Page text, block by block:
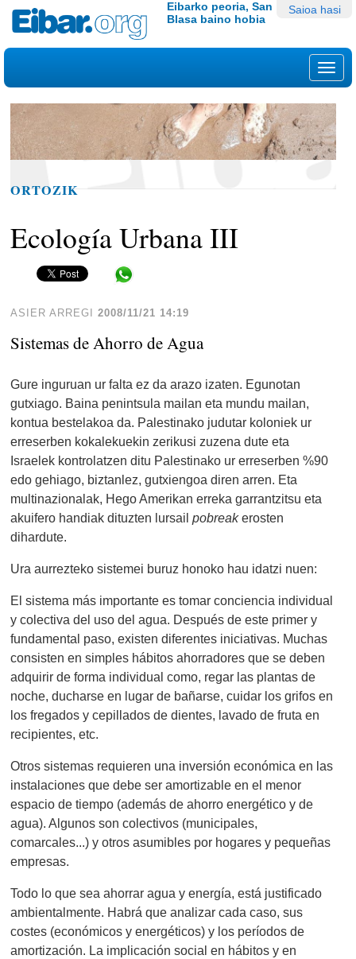
Edukira
salto
|
egin
nabigazioara
Tresna
pertsonalak
Saioa hasi
Eibarko peoria, San
Blasa baino hobia
ORTOZIK
Ecología Urbana III
ASIER ARREGI 2008/11/21 14:19
Sistemas de Ahorro de Agua
Gure inguruan ur falta ez da arazo izaten. Egunotan
gutxiago. Baina penintsula mailan eta mundu mailan,
kontua bestelakoa da. Palestinako judutar koloniek ur
erreserben kokalekuekin zerikusi zuzena dute eta
Israelek kontrolatzen ditu Palestinako ur erreserben %90
edo gehiago, biztanlez, gutxiengoa diren arren. Eta
multinazionalak, Hego Amerikan erreka garrantzitsu eta
akuifero handiak dituzten lursailpobreakerosten
dihardute.
Ura aurrezteko sistemei buruz honoko hau idatzi nuen:
El sistema más importante es tomar conciencia individual
y colectiva del uso del agua. Después de este primer y
fundamental paso, existen diferentes iniciativas. Muchas
consisten en simples hábitos ahorradores que se deben
adquirir de forma individual como, regar las plantas de
noche, ducharse en lugar de bañarse, cuidar los grifos en
los fregados y cepillados de dientes, lavado de fruta en
recipientes, etc.
Otros sistemas requieren una inversión económica en las
instalaciones que debe ser amortizable en el menor
espacio de tiempo (además de ahorro energético y de
agua). Algunos son colectivos (municipales,
comarcales...) y otros asumibles por hogares y pequeñas
empresas.
Todo lo que sea ahorrar agua y energía, está justificado
ambientalmente. Habrá que analizar cada caso, sus
costes (económicos y energéticos) y los períodos de
amortización. La implicación social en hábitos y en